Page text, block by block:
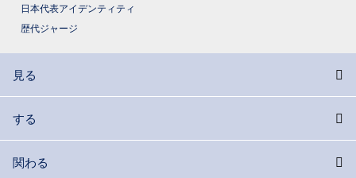
日本代表アイデンティティ
歴代ジャージ
見る
する
関わる